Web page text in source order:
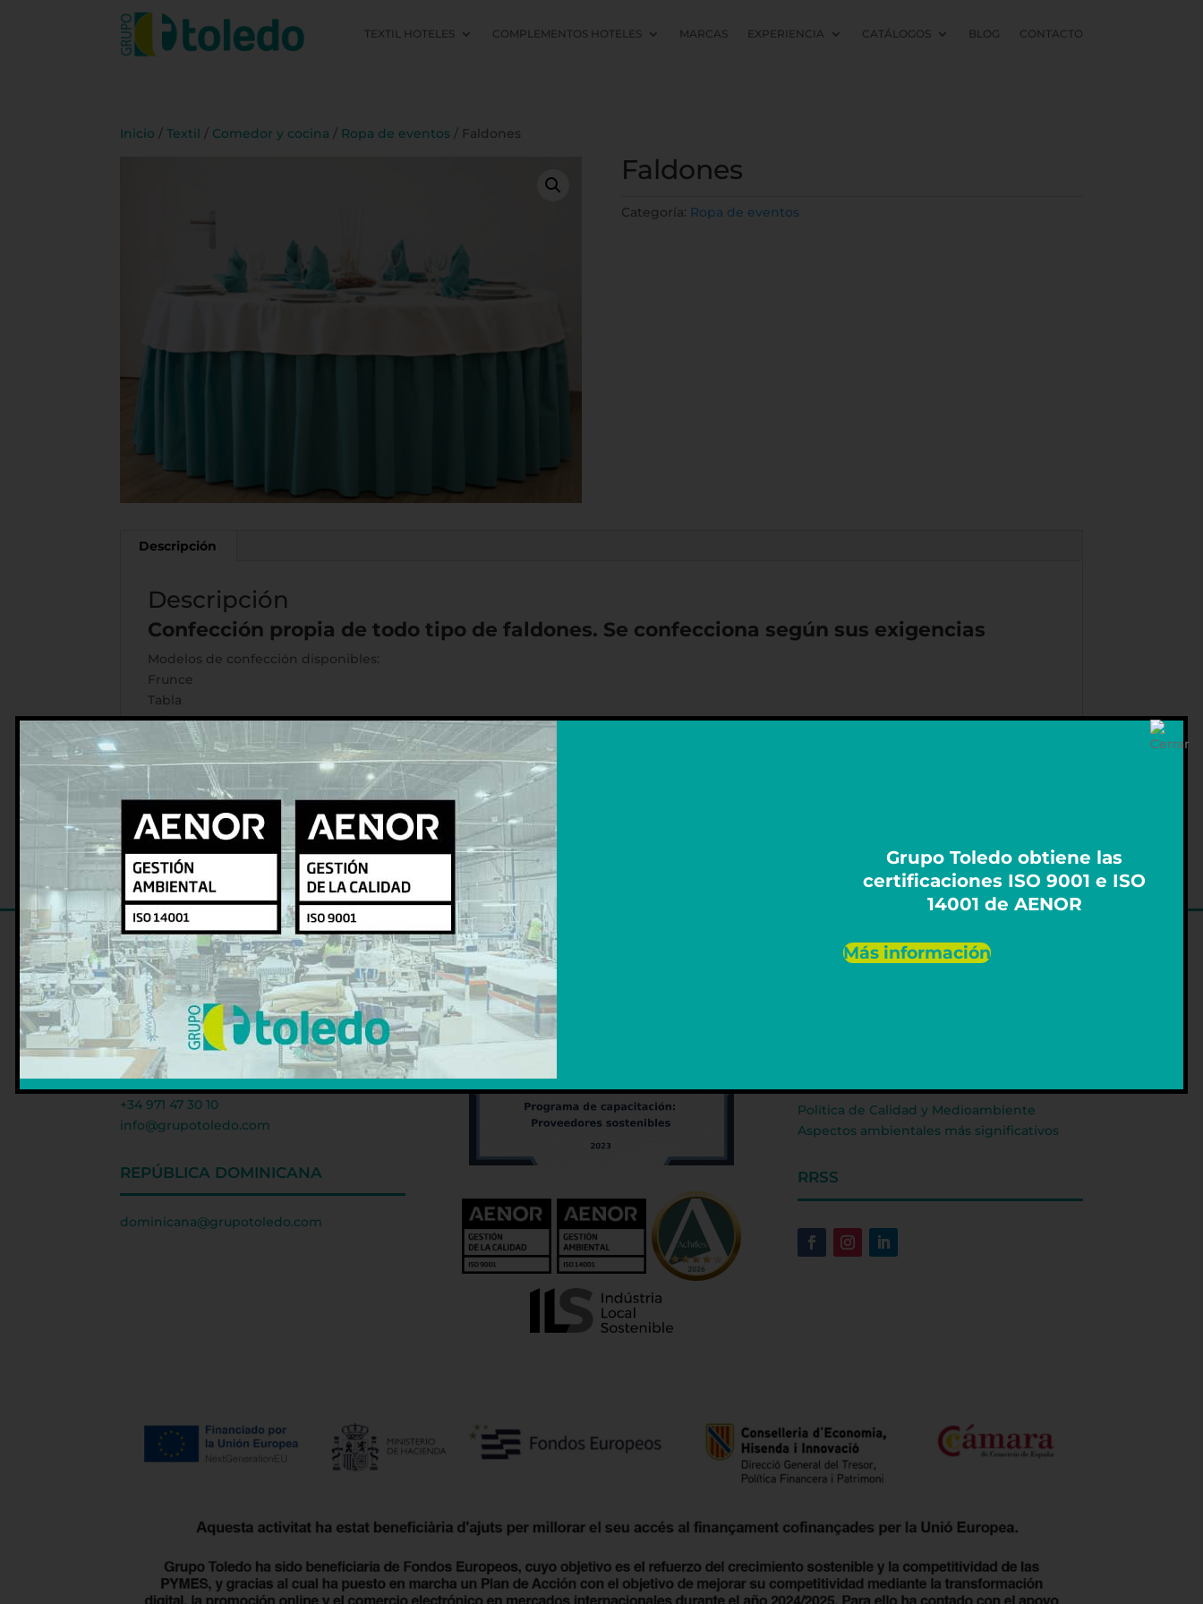
TEXTIL HOTELES COMPLEMENTOS HOTELES MARCAS EXPERIENCIA CATÁLOGOS BLOG CONTACTO
Inicio /Textil / Comedor y cocina / Ropa de eventos / Faldones
Faldones
Categoría: Ropa de eventos
Descripción
Descripción
Confección propia de todo tipo de faldones. Se confecciona según sus exigencias
Modelos de confección disponibles:
Frunce
Tabla
Palas
A la americana (con pliegues en las esquinas)
Solicite información
DELEGACIÓN CENTRAL PALMA
Avda. 16 de Julio, 53
Polígono de Son Castelló
07009 – Palma de Mallorca
+34 971 47 30 10
info@grupotoledo.com
REPÚBLICA DOMINICANA
dominicana@grupotoledo.com
Política de Privacidad
Política de Calidad y Medioambiente
Aspectos ambientales más significativos
RRSS
Grupo Toledo obtiene las
certificaciones ISO 9001 e ISO
14001 de AENOR
Más información